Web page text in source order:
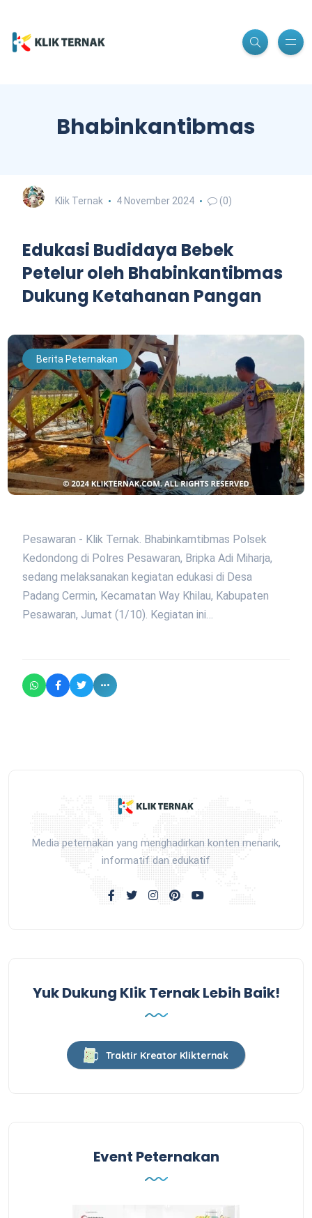
Bhabinkantibmas
Klik Ternak 4 November 2024 (0)
Edukasi Budidaya Bebek
Petelur oleh Bhabinkantibmas
Dukung Ketahanan Pangan
Berita Peternakan
Pesawaran - Klik Ternak. Bhabinkamtibmas Polsek
Kedondong di Polres Pesawaran, Bripka Adi Miharja,
sedang melaksanakan kegiatan edukasi di Desa
Padang Cermin, Kecamatan Way Khilau, Kabupaten
Pesawaran, Jumat (1/10). Kegiatan ini…
Media peternakan yang menghadirkan konten menarik,
informatif dan edukatif
Yuk Dukung Klik Ternak Lebih Baik!
Traktir Kreator Klikternak
Event Peternakan